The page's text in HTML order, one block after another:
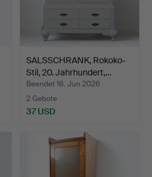
SALSSCHRANK, Rokoko-
Stil, 20. Jahrhundert,…
Beendet 18. Jun 2026
2 Gebote
37 USD